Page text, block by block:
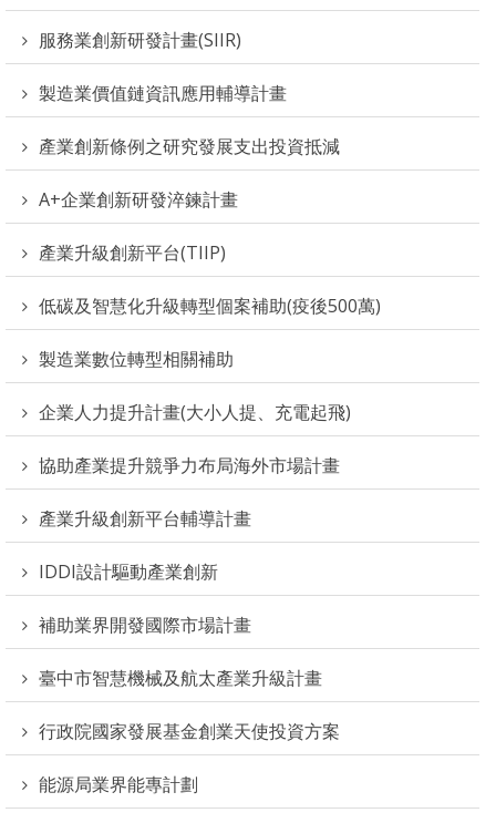
服務業創新研發計畫(SIIR)
製造業價值鏈資訊應用輔導計畫
產業創新條例之研究發展支出投資抵減
A+企業創新研發淬鍊計畫
產業升級創新平台(TIIP)
低碳及智慧化升級轉型個案補助(疫後500萬)
製造業數位轉型相關補助
企業人力提升計畫(大小人提、充電起飛)
協助產業提升競爭力布局海外市場計畫
產業升級創新平台輔導計畫
IDDI設計驅動產業創新
補助業界開發國際市場計畫
臺中市智慧機械及航太產業升級計畫
行政院國家發展基金創業天使投資方案
能源局業界能專計劃